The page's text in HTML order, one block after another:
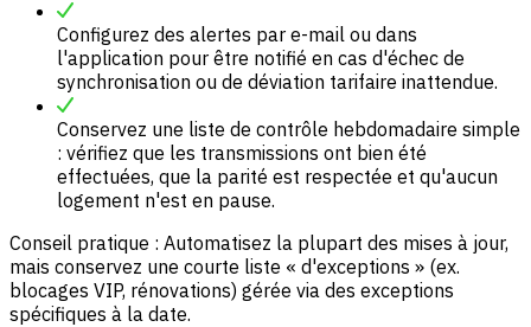
Configurez des alertes par e-mail ou dans
l'application pour être notifié en cas d'échec de
synchronisation ou de déviation tarifaire inattendue.
Conservez une liste de contrôle hebdomadaire simple
: vérifiez que les transmissions ont bien été
effectuées, que la parité est respectée et qu'aucun
logement n'est en pause.
Conseil pratique : Automatisez la plupart des mises à jour,
mais conservez une courte liste « d'exceptions » (ex.
blocages VIP, rénovations) gérée via des exceptions
spécifiques à la date.